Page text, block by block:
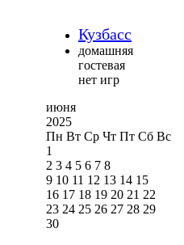
Кузбасс
домашняя
гостевая
нет игр
июня
2025
Пн Вт Ср Чт Пт Сб Вс
1
2 3 4 5 6 7 8
9 10 11 12 13 14 15
16 17 18 19 20 21 22
23 24 25 26 27 28 29
30